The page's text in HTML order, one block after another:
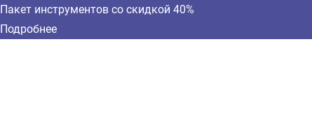
Пакет инструментов со скидкой 40%
Подробнее